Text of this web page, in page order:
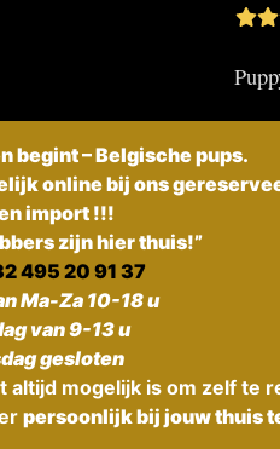
begint – Belgische pups.
online bij ons
import !!!
zijn hier thuis!”
495 20 91 37
Ma-Za 10-18 u
van 9-13 u
gesloten
altijd mogelijk is om zelf te
persoonlijk bij jouw thuis